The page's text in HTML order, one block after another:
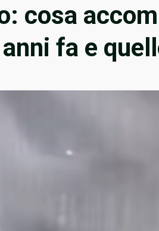
cosa
fa e